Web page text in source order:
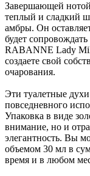
Завершающей нотой
теплый и сладкий
амбры. Он
будет
RABANNE Lady
создаете свой
очарования.
Эти туалетные
повседневного
Упаковка в виде
внимание, но и
элегантность. Вы
объемом 30 мл в
время и в любом